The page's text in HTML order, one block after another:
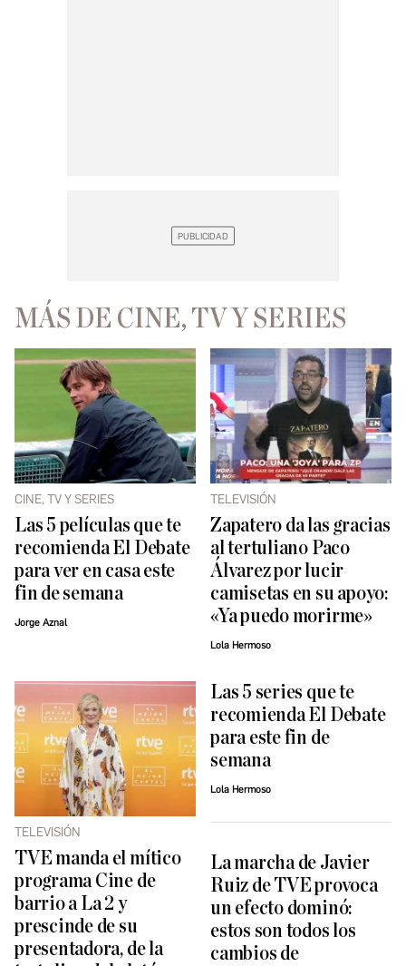
MÁS DE CINE, TV Y SERIES
CINE, TV Y SERIES
Las 5 películas que te
recomienda El Debate
para ver en casa este
fin de semana
Jorge Aznal
TELEVISIÓN
Zapatero da las gracias
al tertuliano Paco
Álvarez por lucir
camisetas en su apoyo:
«Ya puedo morirme»
Lola Hermoso
TELEVISIÓN
TVE manda el mítico
programa Cine de
barrio a La 2 y
prescinde de su
presentadora, de la
Las 5 series que te
recomienda El Debate
para este fin de
semana
Lola Hermoso
La marcha de Javier
Ruiz de TVE provoca
un efecto dominó:
estos son todos los
cambios de